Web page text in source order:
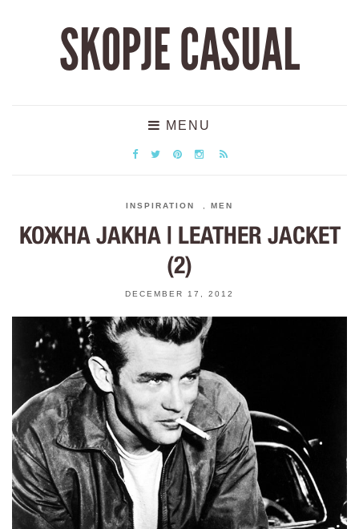
SKOPJE CASUAL
MENU
INSPIRATION MEN
КОЖНА ЈАКНА | LEATHER JACKET
(2)
DECEMBER 17, 2012